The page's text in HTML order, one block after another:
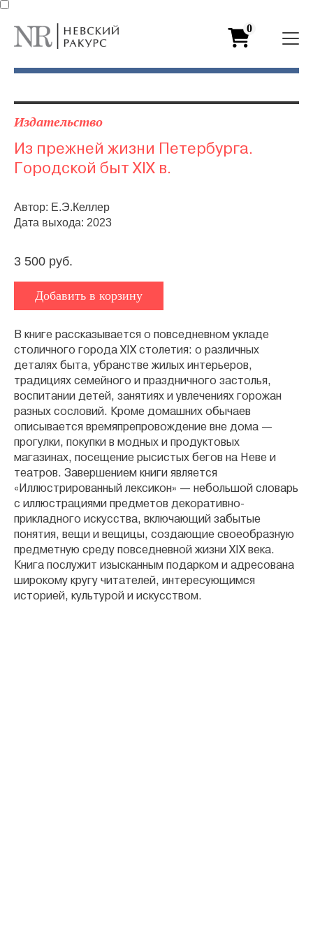
0
Издательство
Из прежней жизни Петербурга.
Городской быт XIX в.
Автор: Е.Э.Келлер
Дата выхода: 2023
3 500 руб.
Добавить в корзину
В книге рассказывается о повседневном укладе
столичного города XIX столетия: о различных
деталях быта, убранстве жилых интерьеров,
традициях семейного и праздничного застолья,
воспитании детей, занятиях и увлечениях горожан
разных сословий. Кроме домашних обычаев
описывается времяпрепровождение вне дома —
прогулки, покупки в модных и продуктовых
магазинах, посещение рысистых бегов на Неве и
театров. Завершением книги является
«Иллюстрированный лексикон» — небольшой словарь
с иллюстрациями предметов декоративно-
прикладного искусства, включающий забытые
понятия, вещи и вещицы, создающие своеобразную
предметную среду повседневной жизни XIX века.
Книга послужит изысканным подарком и адресована
широкому кругу читателей, интересующимся
историей, культурой и искусством.